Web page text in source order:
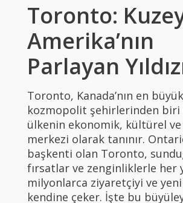
Toronto:
Amerika’nın
Parlayan
Toronto, Kanada’nın en
kozmopolit şehirlerinden biri
ülkenin ekonomik, kültürel
merkezi olarak tanınır.
başkenti olan Toronto,
fırsatlar ve zenginliklerle her
milyonlarca ziyaretçiyi ve
kendine çeker. İşte bu